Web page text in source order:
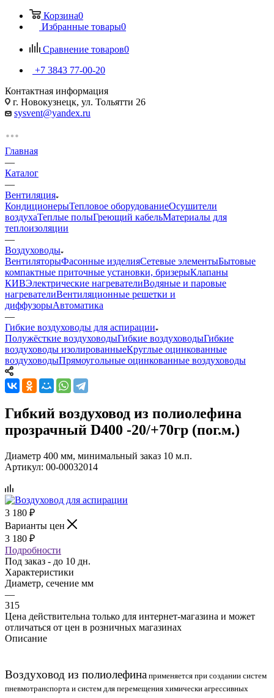
Корзина0
Избранные товары0
Сравнение товаров0
+7 3843 77-00-20
Контактная информация
г. Новокузнецк, ул. Тольятти 26
sysvent@yandex.ru
Главная
—
Каталог
—
Вентиляция
КондиционерыТепловое оборудованиеОсушители
воздухаТеплые полыГреющий кабельМатериалы для
теплоизоляции
—
Воздуховоды
ВентиляторыФасонные изделияСетевые элементыБытовые
компактные приточные установки, бризерыКлапаны
КИВЭлектрические нагревателиВодяные и паровые
нагревателиВентиляционные решетки и
диффузорыАвтоматика
—
Гибкие воздуховоды для аспирации
Полужёсткие воздуховодыГибкие воздуховодыГибкие
воздуховоды изолированныеКруглые оцинкованные
воздуховодыПрямоугольные оцинкованные воздуховоды
Гибкий воздуховод из полиолефина
прозрачный D400 -20/+70гр (пог.м.)
Диаметр 400 мм, минимальный заказ 10 м.п.
Артикул: 00-00032014
3 180 ₽
Варианты цен
3 180 ₽
Подробности
Под заказ - до 10 дн.
Характеристики
Диаметр, сечение мм
—
315
Цена действительна только для интернет-магазина и может
отличаться от цен в розничных магазинах
Описание
Воздуховод из полиолефина применяется при создании систем
пневмотранспорта и систем для перемещения химически агрессивных